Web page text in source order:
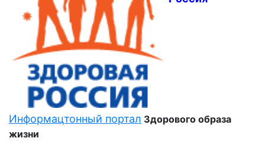
Информацтонный портал Здорового образа
жизни